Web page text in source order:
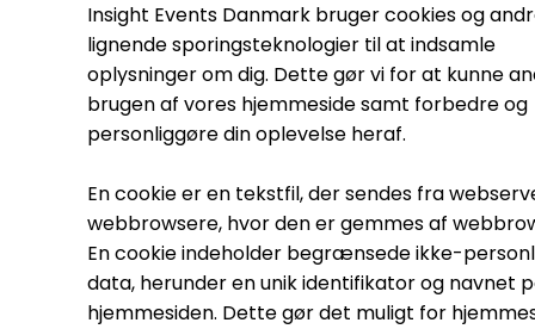
Insight Events Danmark bruger cookies og
lignende sporingsteknologier til at indsamle
oplysninger om dig. Dette gør vi for at kunne
brugen af vores hjemmeside samt forbedre og
personliggøre din oplevelse heraf.
En cookie er en tekstfil, der sendes fra
webbrowsere, hvor den er gemmes af
En cookie indeholder begrænsede ikke-
data, herunder en unik identifikator og navnet
hjemmesiden. Dette gør det muligt for